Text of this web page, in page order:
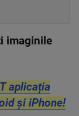
imaginile
aplicația
și iPhone!